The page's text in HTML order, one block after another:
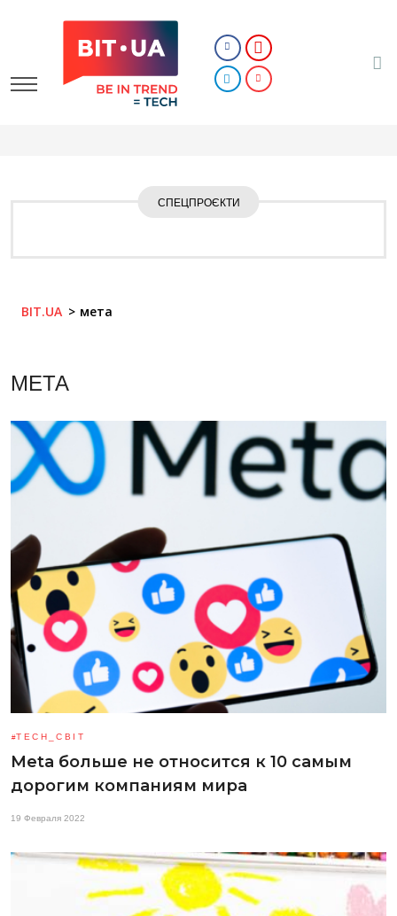
СПЕЦПРОЄКТИ
BIT.UA мета
МЕТА
TECH_СВІТ
Meta больше не относится к 10 самым
дорогим компаниям мира
19 Февраля 2022